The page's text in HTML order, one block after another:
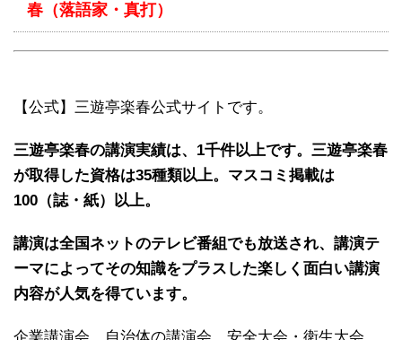
春（落語家・真打）
【公式】三遊亭楽春公式サイトです。
三遊亭楽春の講演実績は、1千件以上です。三遊亭楽春
が取得した資格は35種類以上。マスコミ掲載は
100（誌・紙）以上。
講演は全国ネットのテレビ番組でも放送され、講演テ
ーマによってその知識をプラスした楽しく面白い講演
内容が人気を得ています。